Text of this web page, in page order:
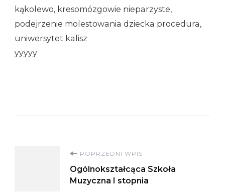
kąkolewo, kresomózgowie nieparzyste,
podejrzenie molestowania dziecka procedura,
uniwersytet kalisz
yyyyy
Nawigacja
wpisu
POPRZEDNI WPIS
Ogólnokształcąca Szkoła
Muzyczna I stopnia